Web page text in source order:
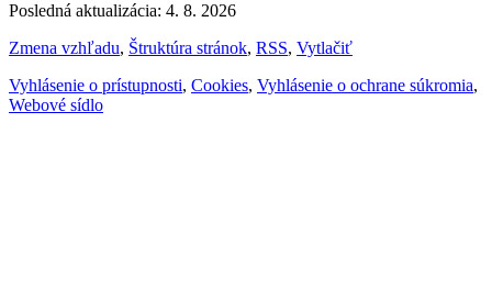
Posledná aktualizácia: 4. 8. 2026
Zmena vzhľadu, Štruktúra stránok, RSS, Vytlačiť
Vyhlásenie o prístupnosti, Cookies, Vyhlásenie o ochrane súkromia,
Webové sídlo